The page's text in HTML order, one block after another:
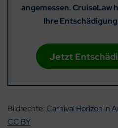
angemessen. CruiseLaw
Ihre
Jetzt
Bildrechte: Carnival Horizon in
CC BY